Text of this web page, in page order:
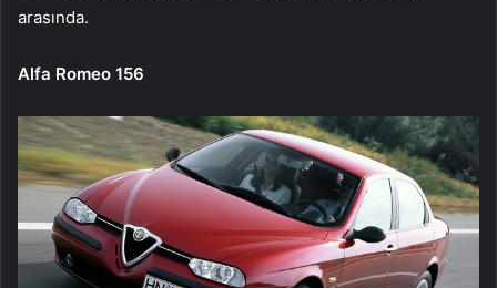
arasında.
Alfa Romeo 156